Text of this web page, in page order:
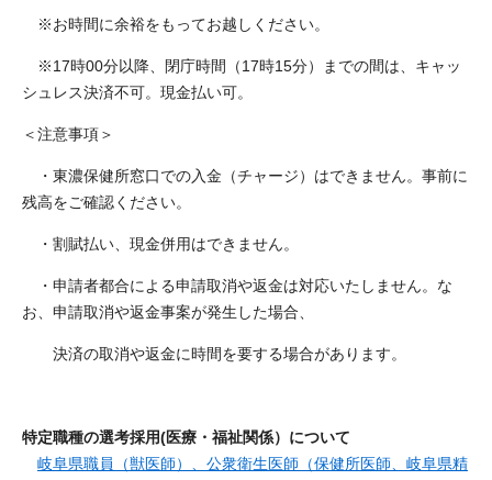
※お時間に余裕をもってお越しください。
※17時00分以降、閉庁時間（17時15分）までの間は、キャッ
シュレス決済不可。現金払い可。
＜注意事項＞
・東濃保健所窓口での入金（チャージ）はできません。事前に
残高をご確認ください。
・割賦払い、現金併用はできません。
・申請者都合による申請取消や返金は対応いたしません。な
お、申請取消や返金事案が発生した場合、
決済の取消や返金に時間を要する場合があります。
特定職種の選考採用(医療・福祉関係）について
岐阜県職員（獣医師）、公衆衛生医師（保健所医師、岐阜県精